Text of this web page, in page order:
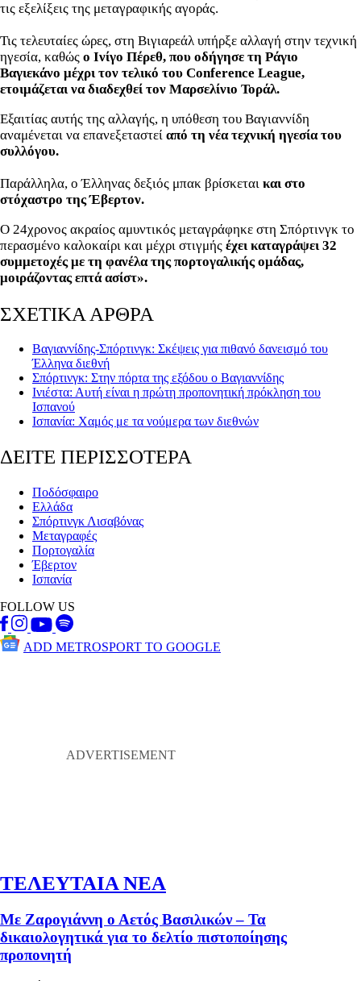
τις εξελίξεις της μεταγραφικής αγοράς.
Τις τελευταίες ώρες, στη Βιγιαρεάλ υπήρξε αλλαγή στην τεχνική
ηγεσία, καθώς ο Ινίγο Πέρεθ, που οδήγησε τη Ράγιο
Βαγιεκάνο μέχρι τον τελικό του Conference League,
ετοιμάζεται να διαδεχθεί τον Μαρσελίνιο Τοράλ.
Εξαιτίας αυτής της αλλαγής, η υπόθεση του Βαγιαννίδη
αναμένεται να επανεξεταστεί από τη νέα τεχνική ηγεσία του
συλλόγου.
Παράλληλα, ο Έλληνας δεξιός μπακ βρίσκεται και στο
στόχαστρο της Έβερτον.
Ο 24χρονος ακραίος αμυντικός μεταγράφηκε στη Σπόρτινγκ το
περασμένο καλοκαίρι και μέχρι στιγμής έχει καταγράψει 32
συμμετοχές με τη φανέλα της πορτογαλικής ομάδας,
μοιράζοντας επτά ασίστ».
ΣΧΕΤΙΚΑ ΑΡΘΡΑ
Βαγιαννίδης-Σπόρτινγκ: Σκέψεις για πιθανό δανεισμό του
Έλληνα διεθνή
Σπόρτινγκ: Στην πόρτα της εξόδου ο Βαγιαννίδης
Ινιέστα: Αυτή είναι η πρώτη προπονητική πρόκληση του
Ισπανού
Ισπανία: Χαμός με τα νούμερα των διεθνών
ΔΕΙΤΕ ΠΕΡΙΣΣΟΤΕΡΑ
Ποδόσφαιρο
Ελλάδα
Σπόρτινγκ Λισαβόνας
Μεταγραφές
Πορτογαλία
Έβερτον
Ισπανία
FOLLOW US
ADD METROSPORT TO GOOGLE
ΤΕΛΕΥΤΑΙΑ ΝΕΑ
Με Ζαρογιάννη ο Αετός Βασιλικών – Τα
δικαιολογητικά για το δελτίο πιστοποίησης
προπονητή